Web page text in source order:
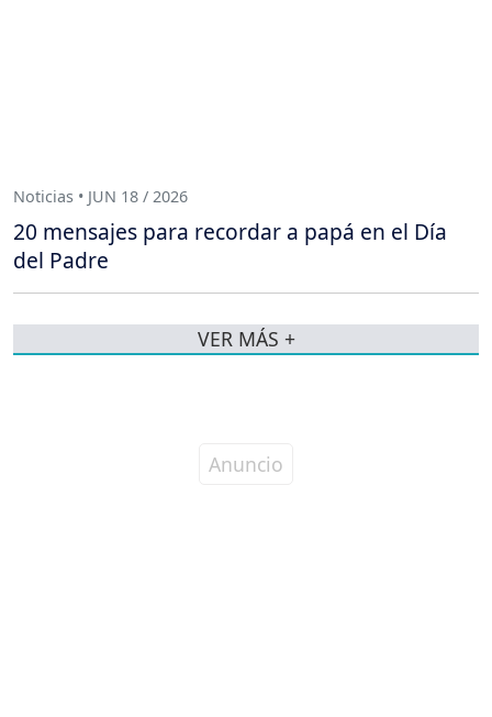
Noticias • JUN 18 / 2026
20 mensajes para recordar a papá en el Día
del Padre
VER MÁS +